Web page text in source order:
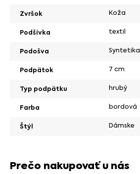
Zvršok Koža
Podšívka textil
Podošva Syntetika
Podpätok 7 cm
Typ podpätku hrubý
Farba bordová
Štýl Dámske
Prečo nakupovať u nás